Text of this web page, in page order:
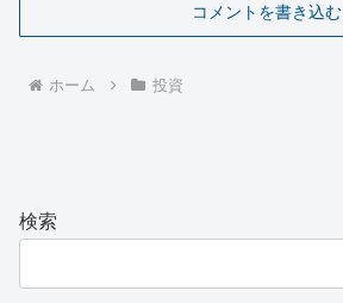
コメントを書き込む
ホーム 投資
検索